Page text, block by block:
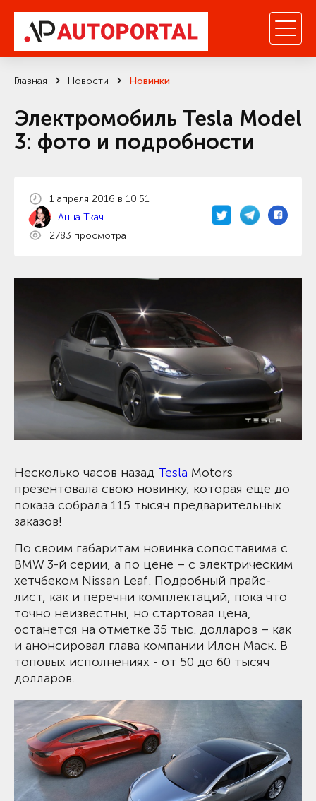
Главная Новости Новинки
Электромобиль Tesla Model
3: фото и подробности
1 апреля 2016 в 10:51
Анна Ткач
2783 просмотра
Несколько часов назад Tesla Motors
презентовала свою новинку, которая еще до
показа собрала 115 тысяч предварительных
заказов!
По своим габаритам новинка сопоставима с
BMW 3-й серии, а по цене – с электрическим
хетчбеком Nissan Leaf. Подробный прайс-
лист, как и перечни комплектаций, пока что
точно неизвестны, но стартовая цена,
останется на отметке 35 тыс. долларов – как
и анонсировал глава компании Илон Маск. В
топовых исполнениях - от 50 до 60 тысяч
долларов.